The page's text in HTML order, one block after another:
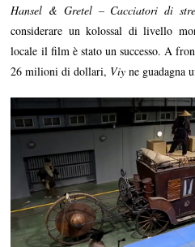
Hansel & Gretel – Cacciatori di
considerare un kolossal di livello
locale il film è stato un successo. A
26 milioni di dollari, Viy ne guadagna